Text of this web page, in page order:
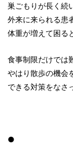
巣ごもりが長く続
外来に来られる患
体重が増えて困る
食事制限だけでは
やはり散歩の機会
できる対策をなさ
●